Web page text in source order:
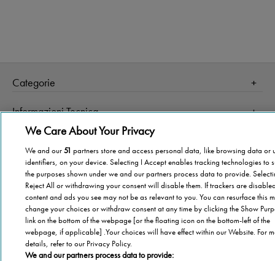
Categorie
Salute
Agevolazioni
Barriere Architettoniche
Terza Età
Stannah
Famiglia
Stannah Racconta
Informazioni Tecnica
Cookie Policy
Privacy Policy
Altre informazioni
Che cos’è il blog
Autori
Il libro
Chi Siamo
Stannah sito
Stannah @ 2026
We Care About Your Privacy
We and our51 partners store and access personal data, like browsing data or
identifiers, on your device. Selecting I Accept enables tracking technologies to
the purposes shown under we and our partners process data to provide.
Reject All or withdrawing your consent will disable them. If trackers are
content and ads you see may not be as relevant to you. You can resurface this
change your choices or withdraw consent at any time by clicking the Show
link on the bottom of the webpage [or the floating icon on the bottom-left of the
webpage, if applicable] .Your choices will have effect within our Website. For
details, refer to our Privacy Policy.
We and our partners process data to provide: